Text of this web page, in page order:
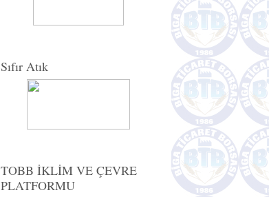
Sıfır Atık
TOBB İKLİM VE ÇEVRE
PLATFORMU